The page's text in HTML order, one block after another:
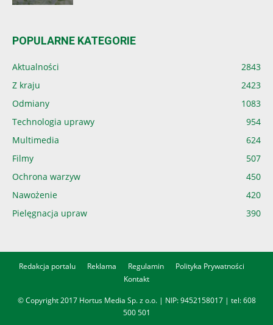
POPULARNE KATEGORIE
Aktualności
2843
Z kraju
2423
Odmiany
1083
Technologia uprawy
954
Multimedia
624
Filmy
507
Ochrona warzyw
450
Nawożenie
420
Pielęgnacja upraw
390
Redakcja portalu Reklama Regulamin
Polityka Prywatności
Kontakt
© Copyright 2017 Hortus Media Sp. z o.o. | NIP: 9452158017 | tel:608
500 501